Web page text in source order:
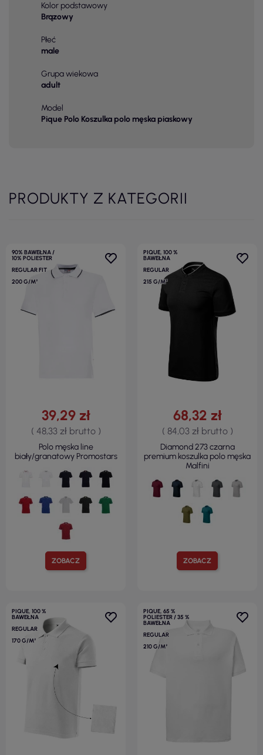
Kolor podstawowy
Brązowy
Płeć
male
Grupa wiekowa
adult
Model
Pique Polo Koszulka polo męska piaskowy
PRODUKTY Z KATEGORII
90% BAWEŁNA /
10% POLIESTER
REGULAR FIT
200 G/M²
ZOBACZ
39,29 zł
( 48,33 zł brutto )
Polo męska line
biały/granatowy Promostars
PIQUE, 100 %
BAWEŁNA
REGULAR
215 G/M²
ZOBACZ
68,32 zł
( 84,03 zł brutto )
Diamond 273 czarna
premium koszulka polo męska
Malfini
PIQUE, 100 %
BAWEŁNA
REGULAR
170 G/M²
PIQUE, 65 %
POLIESTER / 35 %
BAWEŁNA
REGULAR
210 G/M²